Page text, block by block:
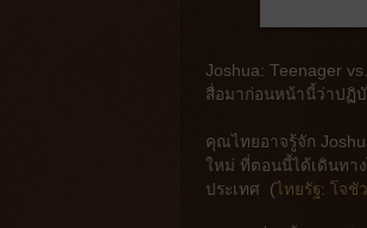
Joshua: Teenager
สื่อมาก่อนหน้านี้ว่าปฏิ
คุณไทยอาจรู้จัก
ใหม่ ที่ตอนนี้ได้เดินทา
ประเทศ (ไทยรัฐ: โจชั